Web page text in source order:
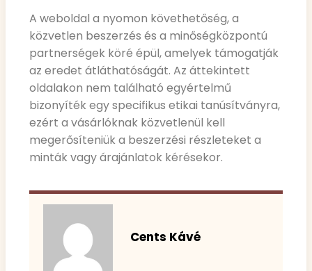
A weboldal a nyomon követhetőség, a
közvetlen beszerzés és a minőségközpontú
partnerségek köré épül, amelyek támogatják
az eredet átláthatóságát. Az áttekintett
oldalakon nem található egyértelmű
bizonyíték egy specifikus etikai tanúsítványra,
ezért a vásárlóknak közvetlenül kell
megerősíteniük a beszerzési részleteket a
minták vagy árajánlatok kérésekor.
Cents Kávé